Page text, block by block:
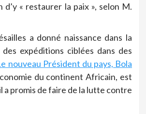
« restaurer la paix », selon M.
a donné naissance dans la
expéditions ciblées dans des
nouveau Président du pays, Bola
du continent Africain, est
promis de faire de la lutte contre